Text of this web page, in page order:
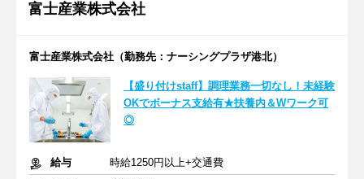
富士産業株式会社
富士産業株式会社（勤務先：ナーシングプラザ港北）
【盛り付けstaff】調理業務一切なし！未経験
OKでボーナス支給有★扶養内＆Wワーク可
◎
給与
時給1250円以上+交通費